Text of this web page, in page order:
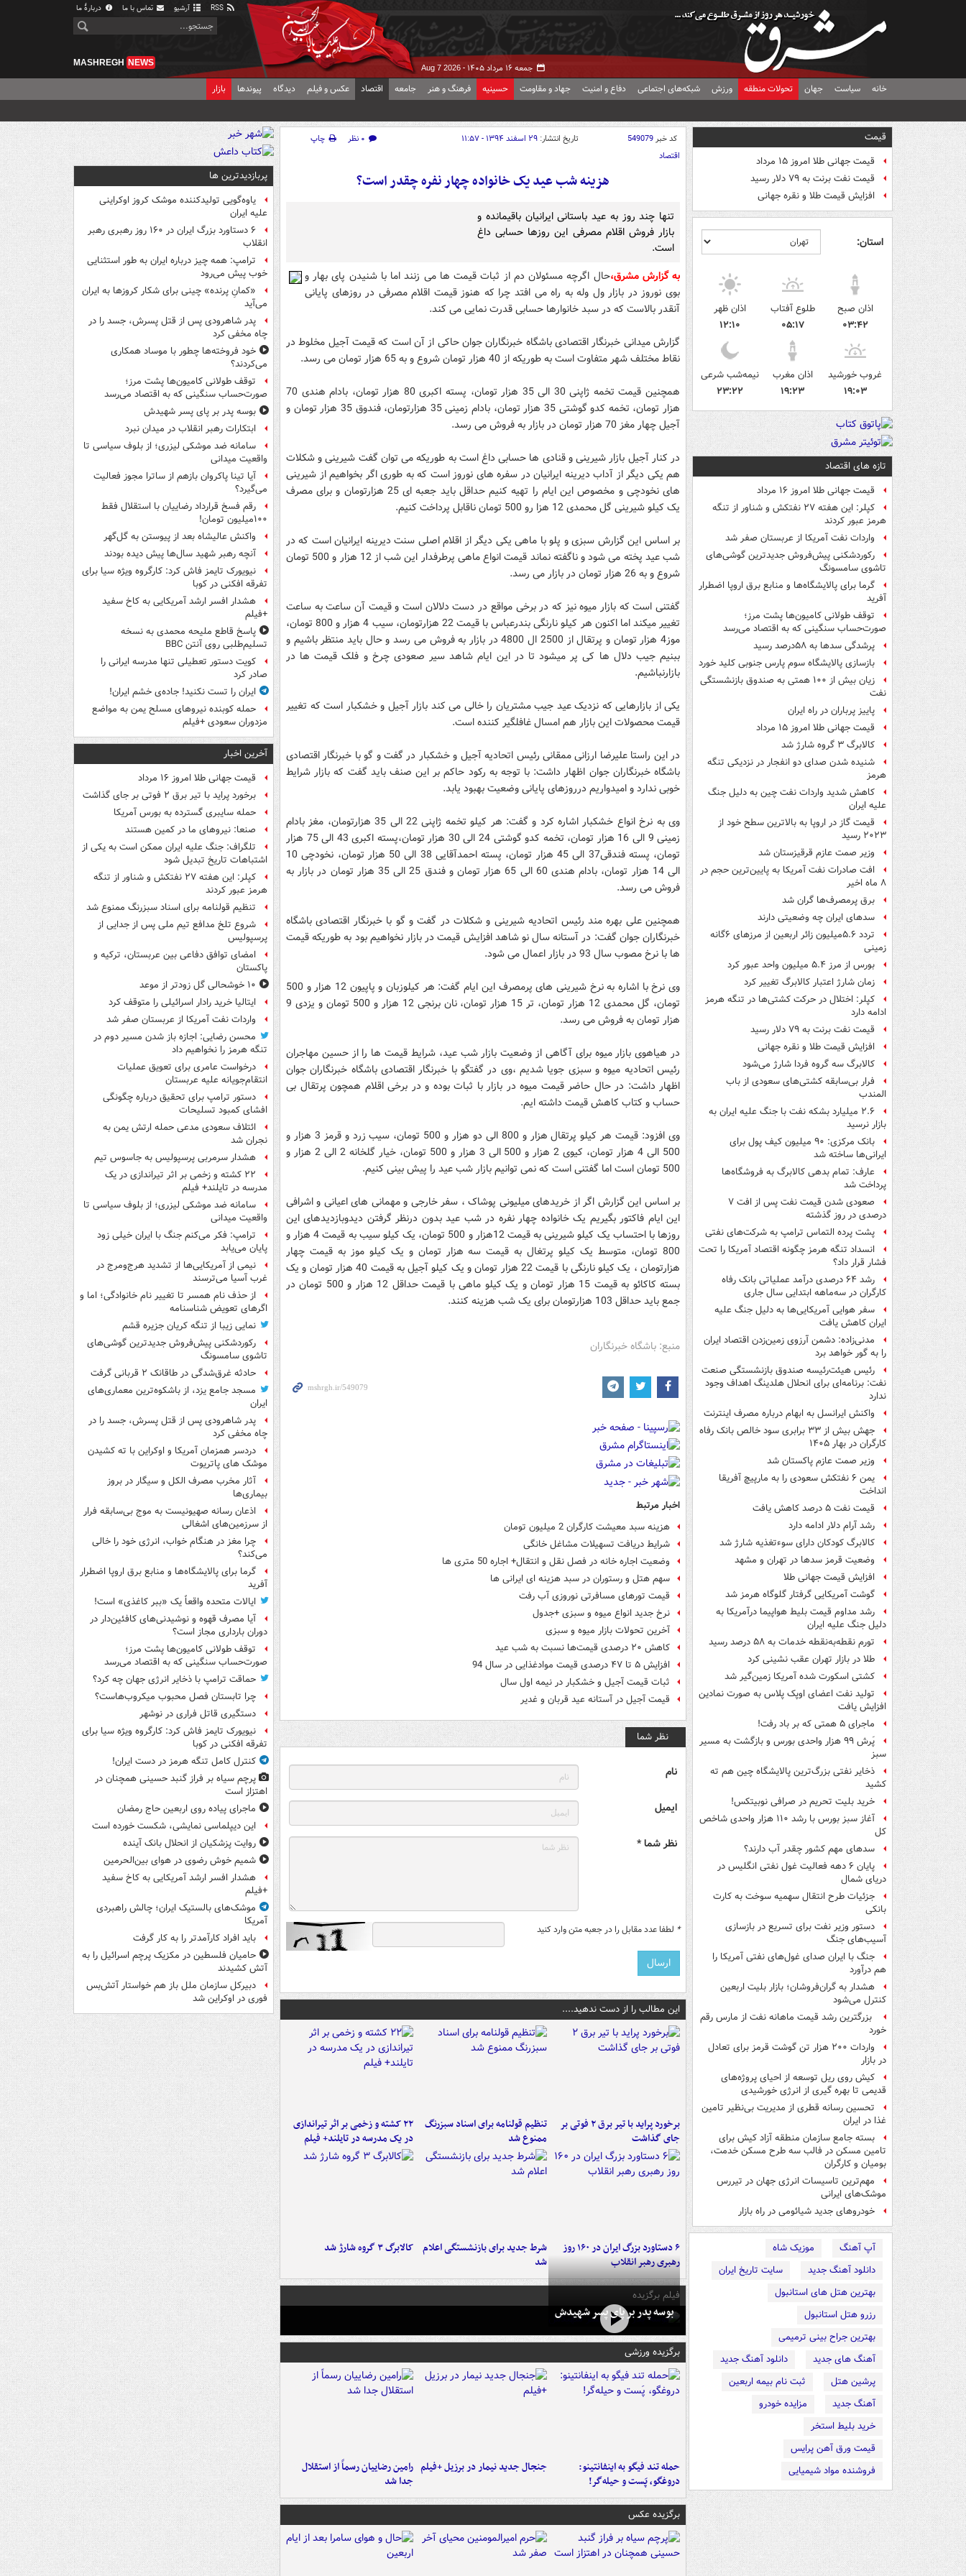
آرشیو تماس با ما دربارهٔ ما
جمعه ۱۶ مرداد ۱۴۰۵ - Aug 7 2026
MASHREGH NEWS
خانه سیاست جهان تحولات منطقه ورزش شبکه‌های اجتماعی دفاع و امنیت جهاد و مقاومت حسینیه فرهنگ و هنر جامعه اقتصاد عکس و فیلم دیدگاه پیوندها بازار
قیمت
قیمت جهانی طلا امروز ۱۵ مرداد
قیمت نفت برنت به ۷۹ دلار رسید
افزایش قیمت طلا و نقره جهانی
استان:
اذان صبح
۰۳:۴۲
طلوع آفتاب
۰۵:۱۷
اذان ظهر
۱۲:۱۰
غروب خورشید
۱۹:۰۳
اذان مغرب
۱۹:۲۳
نیمه‌شب شرعی
۲۳:۲۲
تازه های اقتصاد
قیمت جهانی طلا امروز ۱۶ مرداد
کپلر: این هفته ۲۷ نفتکش و شناور از تنگه
هرمز عبور کردند
واردات نفت آمریکا از عربستان صفر شد
رکوردشکنی پیش‌فروش جدیدترین گوشی‌های
تاشوی سامسونگ
گرما برای پالایشگاه‌ها و منابع برق اروپا اضطرار
آفرید
توقف طولانی کامیون‌ها پشت مرز؛
صورت‌حساب سنگینی که به اقتصاد می‌رسد
پرشدگی سدها به ۵۸درصد رسید
بازسازی پالایشگاه سوم پارس جنوبی کلید خورد
زیان بیش از ۱۰۰ همتی به صندوق‌ بازنشستگی
نفت
پاییز پرباران در راه ایران
قیمت جهانی طلا امروز ۱۵ مرداد
کالابرگ ۳ گروه شارژ شد
شنیده شدن صدای دو انفجار در نزدیکی تنگه
هرمز
کاهش شدید واردات نفت چین به دلیل جنگ
علیه ایران
قیمت گاز در اروپا به بالاترین سطح خود از
۲۰۲۳ رسید
وزیر صمت عازم قرقیزستان شد
افت صادرات نفت آمریکا به پایین‌ترین حجم در
۸ ماه اخیر
برق پرمصرف‌ها گران شد
سدهای ایران چه وضعیتی دارند
تردد ۵.۶میلیون زائر اربعین از مرزهای ۶گانه
زمینی
بورس از مرز ۵.۴ میلیون واحد عبور کرد
زمان شارژ اعتبار کالابرگ تغییر کرد
کپلر: اختلال در حرکت کشتی‌ها در تنگه هرمز
ادامه دارد
قیمت نفت برنت به ۷۹ دلار رسید
افزایش قیمت طلا و نقره جهانی
کالابرگ سه گروه فردا شارژ می‌شود
فرار بی‌سابقه کشتی‌های سعودی از باب
المندب
۲.۶ میلیارد بشکه نفت با جنگ علیه ایران به
بازار نرسید
بانک مرکزی: ۹۰ میلیون کیف پول برای
ایرانی‌ها ساخته شد
عارف: تمام بدهی کالابرگ به فروشگاه‌ها
پرداخت شد
صعودی شدن قیمت نفت پس از افت ۷
درصدی در روز گذشته
پشت پرده التماس ترامپ به شرکت‌های نفتی
انسداد تنگه هرمز چگونه اقتصاد آمریکا را تحت
فشار قرار داد؟
رشد ۶۴ درصدی درآمد عملیاتی بانک رفاه
کارگران در سه‌ماهه ابتدایی سال جاری
سفر هوایی آمریکایی‌ها به دلیل جنگ علیه
ایران کاهش یافت
مدنی‌زاده: دشمن آرزوی زمین‌زدن اقتصاد ایران
را به گور خواهد برد
رئیس هیئت‌رئیسه صندوق بازنشستگی صنعت
نفت: برنامه‌ای برای انحلال هلدینگ اهداف وجود
ندارد
واکنش ایرانسل به ابهام درباره مصرف اینترنت
جهش بیش از ۳۳ برابری سود خالص بانک رفاه
کارگران در بهار ۱۴۰۵
وزیر صمت عازم پاکستان شد
یمن ۶ نفتکش سعودی را به مارپیچ آفریقا
انداخت
قیمت نفت ۵ درصد کاهش یافت
رشد آرام دلار ادامه دارد
کالابرگ کودکان دارای سوءتغذیه شارژ شد
وضعیت قرمز سدها در تهران و مشهد
افزایش قیمت جهانی طلا
گوشت آمریکایی گرفتار گلوگاه هرمز شد
رشد مداوم قیمت بلیط هواپیما درآمریکا به
دلیل جنگ علیه ایران
تورم نقطه‌به‌نقطه خدمات به ۵۸ درصد رسید
طلا در بازار تهران عقب نشینی کرد
کشتی اسکورت شده آمریکا زمین‌گیر شد
تولید نفت اعضای اوپک پلاس به صورت نمادین
افزایش یافت
ماجرای ۵ همتی که بر باد رفت!
پَرش ۹۹ هزار واحدی بورس و بازگشت به مسیر
سبز
ذخایر نفتی بزرگ‌ترین پالایشگاه چین هم ته
کشید
خرید بلیت تحریم در صرافی نوبیتکس!
آغاز سبز بورس با رشد ۱۱۰ هزار واحدی شاخص
کل
سدهای مهم کشور چقدر آب دارند؟
پایان ۶ دهه فعالیت غول نفتی انگلیس در
دریای شمال
جزئیات طرح انتقال سهمیه سوخت به کارت
بانکی
دستور وزیر نفت برای تسریع در بازسازی
آسیب‌های جنگ
جنگ با ایران صدای غول‌های نفتی آمریکا را
هم درآورد
هشدار به گران‌فروشان؛ بازار بلیت اربعین
کنترل می‌شود
بزرگترین رشد قیمت ماهانه نفت از مارس رقم
خورد
واردات ۲۰۰ هزار تن گوشت قرمز برای تعادل
در بازار
کیش روی ریل توسعه از احیای پروژه‌های
قدیمی تا بهره گیری از انرژی خورشیدی
تحسین رسانه قطری از مدیریت بی‌نظیر تامین
غذا در ایران
بسته جامع سازمان منطقه آزاد کیش برای
تامین مسکن در فالب سه طرح مسکن خدمت،
بومیان و کارگران
مهم‌ترین تاسیسات انرژی جهان در تیررس
موشک‌های ایرانی
خودروهای جدید شیائومی در راه بازار
آپ آهنگ
موزیک شاه
دانلود آهنگ جدید
سایت تاریخ ایران
بهترین هتل های استانبول
رزرو هتل استانبول
بهترین جراح بینی ترمیمی
آهنگ های جدید
دانلود آهنگ جدید
پرشین هتل
ثبت نام بیمه اربعین
آهنگ جدید
مزایده خودرو
خرید بلیط استخر
قیمت ورق آهن پرایس
فروشنده مواد شیمیایی
کد خبر549079 تاریخ انتشار: ۲۹ اسفند ۱۳۹۴ - ۱۱:۵۷ ۰ نظر
چاپ
اقتصاد
هزینه شب عید یک خانواده چهار نفره چقدر است؟
تنها چند روز به عید باستانی ایرانیان باقیمانده و
بازار فروش اقلام مصرفی این روزها حسابی داغ
است.
به گزارش مشرق،حال اگرچه مسئولان دم از ثبات قیمت ها می زنند اما با شنیدن پای بهار و
بوی نوروز در بازار ول وله به راه می افتد چرا که هنوز قیمت اقلام مصرفی در روزهای پایانی
آنقدر بالاست که در سبد خانوارها حسابی قدرت نمایی می کند.
گزارش میدانی خبرنگار اقتصادی باشگاه خبرنگاران جوان حاکی از آن است که قیمت آجیل مخلوط در
نقاط مختلف شهر متفاوت است به طوریکه از 40 هزار تومان شروع و به 65 هزار تومان می رسد.
همچنین قیمت تخمه ژاپنی 30 الی 35 هزار تومان، پسته اکبری 80 هزار تومان، بادام هندی 70
هزار تومان، تخمه کدو گوشتی 35 هزار تومان، بادام زمینی 35 هزارتومان، فندوق 35 هزار تومان و
آجیل چهار مغز 70 هزار تومان در بازار به فروش می رسد.
در کنار آجیل بازار شیرینی و قنادی ها حسابی داغ است به طوریکه می توان گفت شیرینی و شکلات
هم یکی دیگر از آداب دیرینه ایرانیان در سفره های نوروز است که به طوری اگر بخواهیم از شیرینی
های نخودچی و مخصوص این ایام را تهیه کنیم حداقل باید جعبه ای 25 هزارتومان و برای مصرف
یک کیلو شیرینی گل محمدی 12 هزا رو 500 تومان ناقابل پرداخت کنیم.
بر اساس این گزارش سبزی و پلو با ماهی یکی دیگر از اقلام اصلی سنت دیرینه ایرانیان است که در
شب عید پخته می شود و ناگفته نماند قیمت انواع ماهی پرطرفدار این شب از 12 هزار و 500 تومان
شروع و به 26 هزار تومان در بازار می رسد.
گفتنی است که بازار میوه نیز که در برخی مواقع در دست دلالان است و قیمت آن ساعت به ساعت
تغییر میکند اما اکنون هر کیلو نارنگی بندرعباس با قیمت 22 هزارتومان، سیب 4 هزار و 800 تومان،
موز4 هزار تومان و پرتقال از 2500 ال 4800 در بازار به فروش می رسد و حال باید منتظر باشیم و
ببنیم جیب دلال ها کی پر میشود تا در این ایام شاهد سیر صعودی چرخ و فلک قیمت ها در
بازارنباشیم.
یکی از بازارهایی که نزدیک عید جیب مشتریان را خالی می کند بازار آجیل و خشکبار است که تغییر
قیمت محصولات این بازار هم امسال غافلگیر کننده است.
در این راستا علیرضا ارزانی ممقانی رئیس اتحادیه آجیل و خشکبار در گفت و گو با خبرنگار اقتصادی
باشگاه خبرنگاران جوان اظهار داشت: با توجه به رکود حاکم بر این صنف باید گفت که بازار شرایط
خوبی ندارد و امیدواریم درروزهای پایانی وضعیت بهبود یابد.
وی به نرخ انواع خشکبار اشاره کرد و گفت: هر کیلو تخمه ژاپنی 22 الی 35 هزارتومان، مغز بادام
زمینی 9 الی 16 هزار تومان، تخمه کدو گوشتی 24 الی 30 هزار تومان،پسته اکبری 43 الی 75 هزار
تومان، پسته فندقی37 الی 45 هزار تومان، پسته احمدآقایی 38 الی 50 هزار تومان، نخودچی 10
الی 14 هزار تومان، بادام هندی 60 الی 65 هزار تومان و فندق 25 الی 35 هزار تومان در بازار به
فروش می رسد.
همچنین علی بهره مند رئیس اتحادیه شیرینی و شکلات در گفت و گو با خبرنگار اقتصادی باشگاه
خبرنگاران جوان گفت: در آستانه سال نو شاهد افزایش قیمت در بازار نخواهیم بود به طوریکه قیمت
ها با نرخ مصوب سال 93 در بازار اعمال می شود.
وی نرخ با اشاره به نرخ شیرینی های پرمصرف این ایام گفت: هر کیلوزبان و پاپیون 12 هزار و 500
تومان، گل محمدی 12 هزار تومان، تر 15 هزار تومان، نان برنجی 12 هزار و 500 تومان و یزدی 9
هزار تومان به فروش می رسد.
در هیاهوی بازار میوه برای آگاهی از وضعیت بازار شب عید، شرایط قیمت ها را از حسین مهاجران
رئیس اتحادیه میوه و سبزی جویا شدیم ،وی در گفتگو با خبرنگار اقتصادی باشگاه خبرنگاران جوان
اظهار داشت: در حال حاضر قیمت میوه در بازار با ثبات بوده و در برخی اقلام همچون پرتقال بی
حساب و کتاب کاهش قیمت داشته ایم.
وی افزود: قیمت هر کیلو پرتقال هزار و 800 الی دو هزار و 500 تومان، سیب زرد و قرمز 3 هزار و
500 الی 4 هزار تومان، کیوی 2 هزار و 500 الی 3 هزار و 500 تومان، خیار گلخانه 2 الی 2 هزار و
500 تومان است اما گفتنی است که نمی توانیم بازار شب عید را پیش بینی کنیم.
بر اساس این گزارش اگر از خریدهای میلیونی پوشاک ، سفر خارجی و مهمانی های اعیانی و اشرافی
این ایام فاکتور بگیریم یک خانواده چهار نفره در شب عید بدون درنظر گرفتن دیدوبازدیدهای این
روزها با احتساب یک کیلو شیرینی‌ به قیمت 12هزار و 500 تومان، یک کیلو سیب به قیمت 4 هزار و
800 تومان، متوسط یک کیلو پرتغال به قیمت سه هزار تومان و یک کیلو موز به قیمت چهار
هزارتومان ، یک کیلو نارنگی با قیمت 22 هزار تومان و یک کیلو آجیل به قیمت 40 هزار تومان و یک
بسته کاکائو به قیمت 15 هزار تومان و یک کیلو ماهی با قیمت حداقل 12 هزار و 500 تومان در
جمع باید حداقل 103 هزارتومان برای یک شب هزینه کنند.
منبع: باشگاه خبرنگاران
اخبار مرتبط
هزینه سبد معیشت کارگران 2 میلیون تومان
شرایط دریافت تسهیلات مشاغل خانگی
وضعیت اجاره خانه در فصل نقل و انتقال+ اجاره 50 متری ها
سهم هتل و رستوران در سبد هزینه ای ایرانی ها
قیمت تورهای مسافرتی نوروزی آب رفت
نرخ جدید انواع میوه و سبزی +جدول
آخرین تحولات بازار میوه و سبزی
کاهش ۲۰ درصدی قیمت‌ها نسبت به شب عید
افزایش ۵ تا ۴۷ درصدی قیمت موادغذایی در سال 94
ثبات قیمت آجیل و خشکبار در نیمه اول سال
قیمت آجیل در آستانه عید قربان و غدیر
نظر شما
نام
ایمیل
نظر شما *
* لطفا عدد مقابل را در جعبه متن وارد کنید
این مطالب را از دست ندهید....
برخورد پراید با تیر برق ۲ فوتی بر
جای گذاشت
تنظیم قولنامه برای اسناد سبزرنگ
ممنوع شد
۲۲ کشته و زخمی بر اثر تیراندازی
در یک مدرسه در تایلند+ فیلم
۶ دستاورد بزرگ ایران در ۱۶۰ روز
رهبری رهبر انقلاب
شرط جدید برای بازنشستگی اعلام
شد
کالابرگ ۳ گروه شارژ شد
فیلم برگزیده
بوسه‌ پدر بر پای پسر شهیدش
برگزیده ورزشی
حمله تند فیگو به اینفانتینو:
دروغگو، پَست‌ و حیله‌گر!
جنجال جدید نیمار در برزیل +فیلم رامین رضاییان رسماً از استقلال
جدا شد
برگزیده عکس
پربازدیدترین ها
یاوه‌گویی تولیدکننده موشک کروز اوکراینی
علیه ایران
۶ دستاورد بزرگ ایران در ۱۶۰ روز رهبری رهبر
انقلاب
ترامپ: همه چیز درباره ایران به طور استثنایی
خوب پیش می‌رود
«کمانِ پرنده» چینی برای شکار کروزها به ایران
می‌آید
پدر شاهرودی پس از قتل پسرش، جسد را در
چاه مخفی کرد
خود فروخته‌ها چطور با موساد همکاری
می‌کردند؟
توقف طولانی کامیون‌ها پشت مرز؛
صورت‌حساب سنگینی که به اقتصاد می‌رسد
بوسه‌ پدر بر پای پسر شهیدش
ابتکارات رهبر انقلاب در میدان نبرد
سامانه ضد موشکی لیزری؛ از بلوف سیاسی تا
واقعیت میدانی
آیا تینا پاکروان بازهم از ساترا مجوز فعالیت
می‌گیرد؟
رقم فسخ قرارداد رضاییان با استقلال فقط
۱۰۰میلیون تومان!
واکنش عالیشاه بعد از پیوستن به گل‌گهر
آنچه رهبر شهید سال‌ها پیش دیده بودند
نیویورک تایمز فاش کرد: کارگروه ویژه سیا برای
تفرقه افکنی در کوبا
هشدار افسر ارشد آمریکایی به کاخ سفید
+فیلم
پاسخ قاطع ملیحه محمدی به نسخه
تسلیم‌طلبی روی آنتن BBC
کویت دستور تعطیلی تنها مدرسه ایرانی را
صادر کرد
ایران را تست نکنید! جاده‌ی خشم ایران!
حمله کوبنده نیروهای مسلح یمن به مواضع
مزدوران سعودی +فیلم
آخرین اخبار
قیمت جهانی طلا امروز ۱۶ مرداد
برخورد پراید با تیر برق ۲ فوتی بر جای گذاشت
حمله سایبری گسترده به بورس آمریکا
صنعا: نیروهای ما در کمین‌ هستند
تلگراف: جنگ علیه ایران ممکن است به یکی از
اشتباهات تاریخ تبدیل شود
کپلر: این هفته ۲۷ نفتکش و شناور از تنگه
هرمز عبور کردند
تنظیم قولنامه برای اسناد سبزرنگ ممنوع شد
شروع تلخ مدافع تیم ملی پس از جدایی از
پرسپولیس
امضای توافق دفاعی بین عربستان، ترکیه و
پاکستان
۱۰ خوشحالی گل زودتر از موعد
ایتالیا خرید رادار اسرائیلی را متوقف کرد
واردات نفت آمریکا از عربستان صفر شد
محسن رضایی: اجازه باز شدن مسیر دوم در
تنگه هرمز را نخواهیم داد
درخواست عامری برای تعویق عملیات
انتقام‌جویانه علیه عربستان
دستور ترامپ برای تحقیق درباره چگونگی
افشای کمبود تسلیحات
ائتلاف سعودی مدعی حمله ارتش یمن به
نجران شد
هشدار سرمربی پرسپولیس به جاسوس تیم
۲۲ کشته و زخمی بر اثر تیراندازی در یک
مدرسه در تایلند+ فیلم
سامانه ضد موشکی لیزری؛ از بلوف سیاسی تا
واقعیت میدانی
ترامپ: فکر می‌کنم جنگ با ایران خیلی زود
پایان می‌یابد
نیمی از آمریکایی‌ها از تشدید هرج‌ومرج در
غرب آسیا می‌ترسند
از حذف نام همسر تا تغییر نام خانوادگی؛ اما و
اگرهای تعویض شناسنامه
نمایی زیبا از تنگه کریان جزیره قشم
رکوردشکنی پیش‌فروش جدیدترین گوشی‌های
تاشوی سامسونگ
حادثه غرق‌شدگی در طاقانک ۲ قربانی گرفت
مسجد جامع یزد، از باشکوه‌ترین معماری‌های
ایران
پدر شاهرودی پس از قتل پسرش، جسد را در
چاه مخفی کرد
دردسر همزمان آمریکا و اوکراین با ته کشیدن
موشک های پاتریوت
آثار مخرب مصرف الکل و سیگار در بروز
بیماری‌ها
اذعان رسانه صهیونیست به موج بی‌سابقه فرار
از سرزمین‌های اشغالی
چرا مغز در هنگام خواب، انرژی خود را خالی
می‌کند؟
گرما برای پالایشگاه‌ها و منابع برق اروپا اضطرار
آفرید
ایالات متحده واقعاً یک «ببر کاغذی» است!
آیا مصرف قهوه و نوشیدنی‌های کافئین‌دار در
دوران بارداری مجاز است؟
توقف طولانی کامیون‌ها پشت مرز؛
صورت‌حساب سنگینی که به اقتصاد می‌رسد
حماقت ترامپ با ذخایر انرژی جهان چه کرد؟
چرا تابستان فصل محبوب میکروب‌هاست؟
دستگیری قاتل فراری در نوشهر
نیویورک تایمز فاش کرد: کارگروه ویژه سیا برای
تفرقه افکنی در کوبا
کنترل کامل تنگه هرمز در دست ایران!
پرچم سیاه بر فراز گنبد حسینی همچنان در
اهتزاز است
ماجرای پیاده روی اربعین حاج رمضان
این دیپلماسی نمایشی، شکست خورده است
روایت پزشکیان از انحلال بانک آینده
شمیم خوش رضوی در هوای بین‌الحرمین
هشدار افسر ارشد آمریکایی به کاخ سفید
+فیلم
موشک‌های بالستیک ایران؛ چالش راهبردی
آمریکا
باید افراد کارآمدتر را به کار گرفت
حامیان فلسطین در مکزیک پرچم اسرائیل را به
آتش کشیدند
دبیرکل سازمان ملل باز هم خواستار آتش‌بس
فوری در اوکراین شد